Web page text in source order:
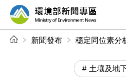
前往中央內容區塊
環境部新聞專
新聞發布 穩定同位素分
土壤及地